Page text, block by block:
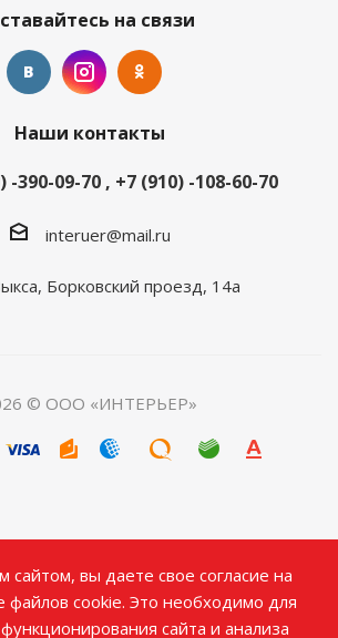
на связи
Наши контакты
-390-09-70 , +7 (910) -108-60-70
interuer@mail.ru
Борковский проезд, 14а
© ООО «ИНТЕРЬЕР»
сайтом, вы даете свое согласие на
файлов cookie. Это необходимо для
сайта и анализа